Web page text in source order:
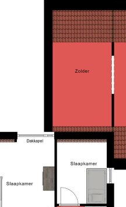
een prachtig uitzicht op
deuren lopen
elkaar over. Een
te lezen of samen
op de woonkamer en
meer dan voldoende
indeling is goed
over een handig
lades
bevindt zich boven de
Het kunststof
en eenvoudig